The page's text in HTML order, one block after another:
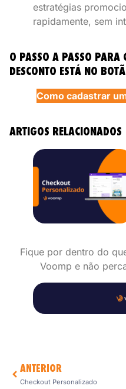
estratégias
rapidamente, sem
O PASSO A PASSO PARA
DESCONTO ESTÁ NO
Como cadastrar
ARTIGOS RELACIONADOS
Fique por dentro do
Voomp e não
ANTERIOR
Checkout Personalizado